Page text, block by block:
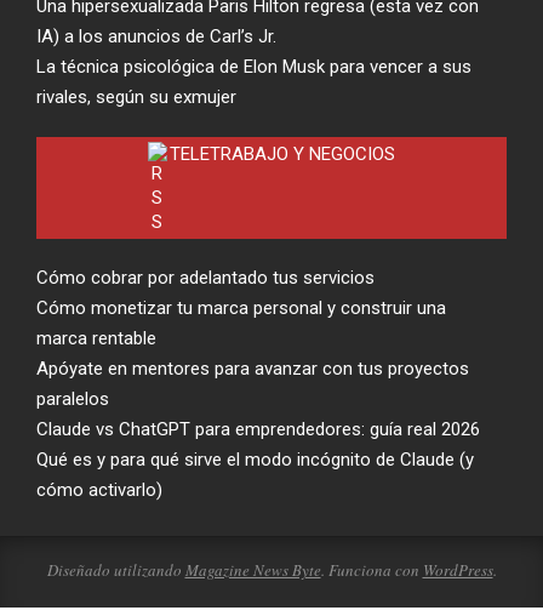
Una hipersexualizada Paris Hilton regresa (esta vez con
IA) a los anuncios de Carl’s Jr.
La técnica psicológica de Elon Musk para vencer a sus
rivales, según su exmujer
TELETRABAJO Y NEGOCIOS
Cómo cobrar por adelantado tus servicios
Cómo monetizar tu marca personal y construir una
marca rentable
Apóyate en mentores para avanzar con tus proyectos
paralelos
Claude vs ChatGPT para emprendedores: guía real 2026
Qué es y para qué sirve el modo incógnito de Claude (y
cómo activarlo)
Diseñado utilizando Magazine News Byte . Funciona con WordPress.